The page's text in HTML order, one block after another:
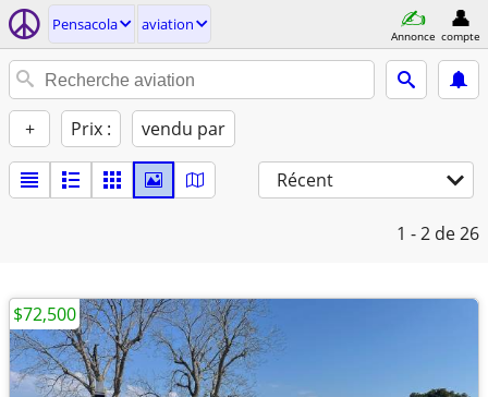
Pensacola aviation
Annonce compte
+ Prix : vendu par
Récent
1 - 2 de 26
$72,500